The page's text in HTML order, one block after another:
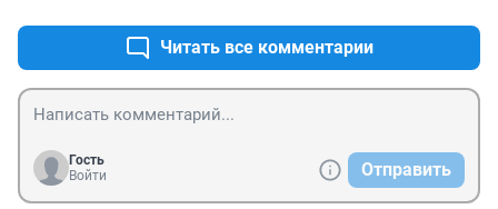
Читать все комментарии
Гость
Войти
Отправить